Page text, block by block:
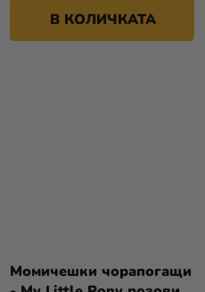
В КОЛИЧКАТА
Момичешки чорапогащи